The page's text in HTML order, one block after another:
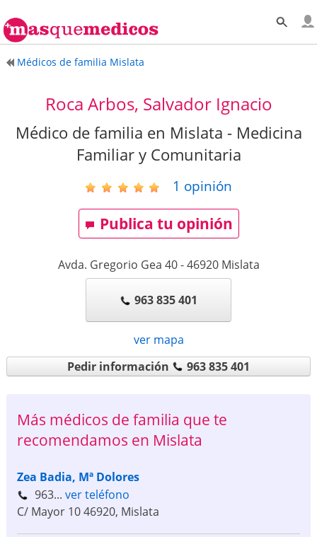
Médicos de familia Mislata
Roca Arbos, Salvador Ignacio
Médico de familia en Mislata - Medicina
Familiar y Comunitaria
1 opinión
Publica tu opinión
Avda. Gregorio Gea 40-46920 Mislata
963 835 401
ver mapa
Pedir información
963 835 401
Más médicos de familia que te
recomendamos en Mislata
Zea Badia, Mª Dolores
963... ver teléfono
C/ Mayor 1046920, Mislata